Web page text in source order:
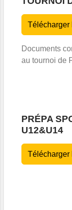
Télécharger
Documents
au tournoi de
PRÉPA
U12&U14
Télécharger